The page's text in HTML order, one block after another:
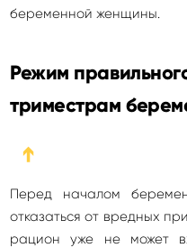
беременной женщины.
Режим
триместрам
➔
Перед началом
отказаться от вредных
рацион уже не может